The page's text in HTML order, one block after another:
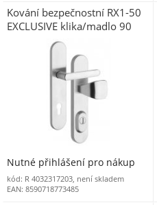
Kování bezpečnostní RX1-50
EXCLUSIVE klika/madlo 90
mm vložka nerez mat 7200
Nutné přihlášení pro nákup
kód: R 4032317203, není skladem
EAN: 8590718773485